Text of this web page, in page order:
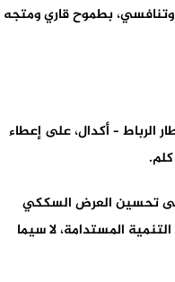
بطموح قاري ومتجه
الرباط – أكدال، على إعطاء
إلى تحسين العرض السككي
المستدامة، لا سيما